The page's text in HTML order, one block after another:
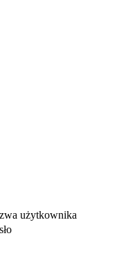
użytkownika